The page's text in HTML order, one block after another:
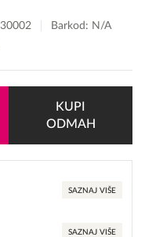
30002
Barkod: N/A
KUPI
ODMAH
SAZNAJ VIŠE
SAZNAJ VIŠE